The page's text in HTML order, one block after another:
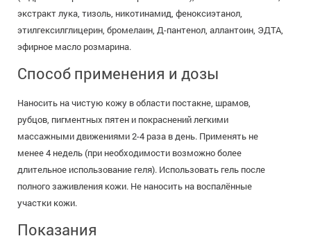
экстракт лука, тизоль, никотинамид, феноксиэтанол,
этилгексилглицерин, бромелаин, Д-пантенол, аллантоин, ЭДТА,
эфирное масло розмарина.
Способ применения и дозы
Наносить на чистую кожу в области постакне, шрамов,
рубцов, пигментных пятен и покраснений легкими
массажными движениями 2-4 раза в день. Применять не
менее 4 недель (при необходимости возможно более
длительное использование геля). Использовать гель после
полного заживления кожи. Не наносить на воспалённые
участки кожи.
Показания